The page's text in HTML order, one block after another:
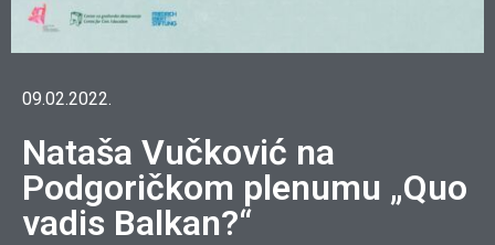
09.02.2022.
Nataša Vučković na
Podgoričkom plenumu „Quo
vadis Balkan?“